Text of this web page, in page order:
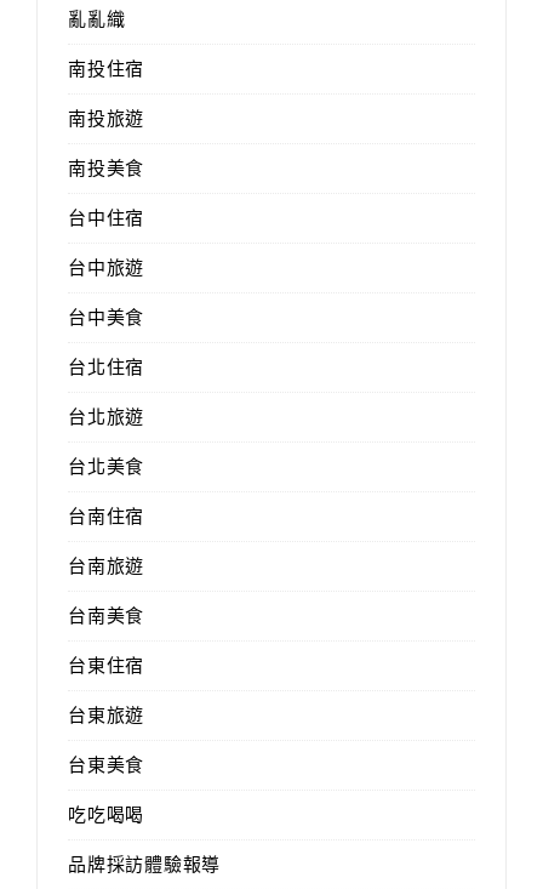
亂亂織
南投住宿
南投旅遊
南投美食
台中住宿
台中旅遊
台中美食
台北住宿
台北旅遊
台北美食
台南住宿
台南旅遊
台南美食
台東住宿
台東旅遊
台東美食
吃吃喝喝
品牌採訪體驗報導